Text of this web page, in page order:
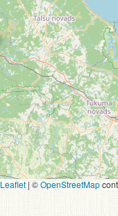
Leaflet |©OpenStreetMap